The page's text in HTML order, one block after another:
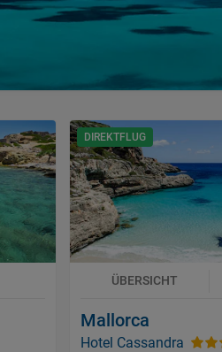
DIREKTFLUG
ÜBERSICHT
Mallorca
Hotel Cassandra